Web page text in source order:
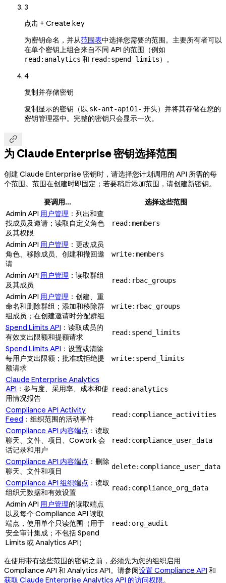
3
点击 + Create key
为密钥命名，并从范围表中选择您需要的范围。主要所有者可以
在单个密钥上组合来自不同 API 的范围（例如
read:analytics 和 read:spend_limits）。
4
复制并存储密钥
复制显示的密钥（以 sk-ant-api01- 开头）并将其存储在您的
密钥管理器中。完整的密钥只会显示一次。

为 Claude Enterprise 密钥选择范围
创建 Claude Enterprise 密钥时，请选择您计划调用的 API 所需的每
个范围。范围在创建时即固定；若要稍后添加范围，请创建新密钥。
要调用...
选择这些范围
Admin API 用户管理 ：列出和查
找成员及邀请；读取自定义角色
及其权限
read:members
Admin API 用户管理 ：更改成员
角色、移除成员、创建和撤回邀
请
write:members
Admin API 用户管理 ：读取群组
及其成员
read:rbac_groups
Admin API 用户管理 ：创建、重
命名和删除群组；添加和移除群
组成员；在创建邀请时分配群组
write:rbac_groups
Spend Limits API ：读取成员的
有效支出限额和提额请求
read:spend_limits
Spend Limits API ：设置或清除
每用户支出限额；批准或拒绝提
额请求
write:spend_limits
Claude Enterprise Analytics
API ：参与度、采用率、成本和使
用情况报告
read:analytics
Compliance API Activity
Feed ：组织范围的活动事件 read:compliance_activities
Compliance API 内容端点 ：读取
聊天、文件、项目、 Cowork 会
话记录和用户
read:compliance_user_data
Compliance API 内容端点 ：删除
聊天、文件和项目
delete:compliance_user_data
Compliance API 组织端点 ：读取
组织元数据和有效设置
read:compliance_org_data
Admin API 用户管理的读取端点
以及每个 Compliance API 读取
端点，使用单个只读范围（用于
安全审计集成；不包括 Spend
Limits 或 Analytics API）
read:org_audit
在使用带有这些范围的密钥之前，必须先为您的组织启用
Compliance API 和 Analytics API。请参阅设置 Compliance API 和
获取 Claude Enterprise Analytics API 的访问权限。